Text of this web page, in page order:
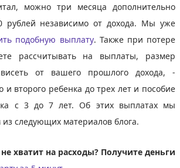
можно три месяца дополнительно
рублей независимо от дохода. Мы уже
подобную выплату. Также при потере
рассчитывать на выплаты, размер
от вашего прошлого дохода, -
и второго ребенка до трех лет и пособие
с 3 до 7 лет. Об этих выплатах мы
следующих материалов блога.
хватит на расходы? Получите деньги